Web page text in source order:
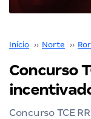
Início ›› Norte ››
Concurso
Concurso TCE